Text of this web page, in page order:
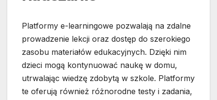
Platformy e-learningowe pozwalają na zdalne
prowadzenie lekcji oraz dostęp do szerokiego
zasobu materiałów edukacyjnych. Dzięki nim
dzieci mogą kontynuować naukę w domu,
utrwalając wiedzę zdobytą w szkole. Platformy
te oferują również różnorodne testy i zadania,